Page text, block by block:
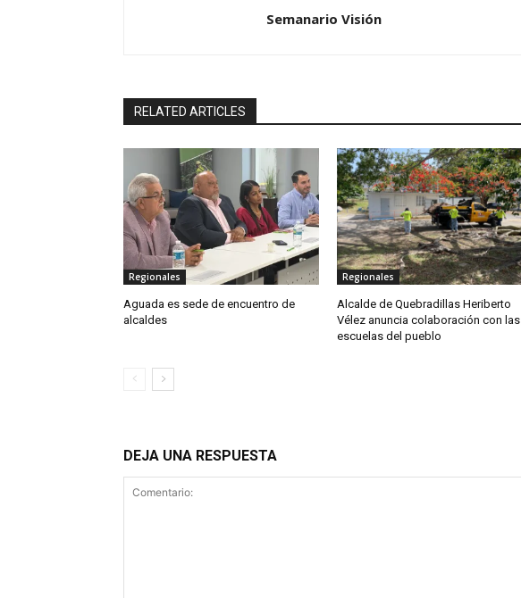
Semanario Visión
RELATED ARTICLES
Regionales
Aguada es sede de encuentro de
alcaldes
Regionales
Alcalde de Quebradillas Heriberto
Vélez anuncia colaboración con las
escuelas del pueblo
DEJA UNA RESPUESTA